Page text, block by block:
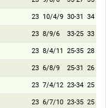
23 10/4/9 30-31 34
23 8/9/6 33-25 33
23 8/4/11 25-35 28
23 6/8/9 25-31 26
23 7/4/12 23-34 25
23 6/7/10 23-35 25